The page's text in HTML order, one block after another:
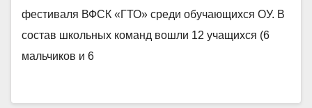
фестиваля ВФСК «ГТО» среди обучающихся ОУ. В
состав школьных команд вошли 12 учащихся (6
мальчиков и 6